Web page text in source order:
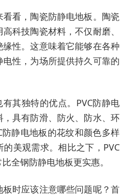
看，陶瓷防静电地板。陶瓷
科技陶瓷材料，不仅耐磨、
性。这意味着它能够在各种
性，为场所提供持久可靠的
其独特的优点。PVC防静电
具有防滑、防火、防水、环
静电地板的花纹和颜色多样
美观需求。相比之下，PVC
全钢防静电地板更实惠。
时应该注意哪些问题呢？首